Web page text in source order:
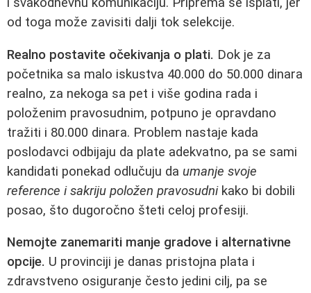
od toga može zavisiti dalji tok selekcije.
Realno postavite očekivanja o plati. Dok je za
početnika sa malo iskustva 40.000 do 50.000 dinara
realno, za nekoga sa pet i više godina rada i
položenim pravosudnim, potpuno je opravdano
tražiti i 80.000 dinara. Problem nastaje kada
poslodavci odbijaju da plate adekvatno, pa se sami
kandidati ponekad odlučuju da umanje svoje
reference i sakriju položen pravosudnikako bi dobili
posao, što dugoročno šteti celoj profesiji.
Nemojte zanemariti manje gradove i alternativne
opcije. U provinciji je danas pristojna plata i
zdravstveno osiguranje često jedini cilj, pa se